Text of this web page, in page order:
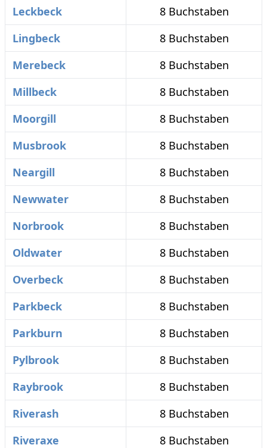
Leckbeck
8 Buchstaben
Lingbeck
8 Buchstaben
Merebeck
8 Buchstaben
Millbeck
8 Buchstaben
Moorgill
8 Buchstaben
Musbrook
8 Buchstaben
Neargill
8 Buchstaben
Newwater
8 Buchstaben
Norbrook
8 Buchstaben
Oldwater
8 Buchstaben
Overbeck
8 Buchstaben
Parkbeck
8 Buchstaben
Parkburn
8 Buchstaben
Pylbrook
8 Buchstaben
Raybrook
8 Buchstaben
Riverash
8 Buchstaben
Riveraxe
8 Buchstaben